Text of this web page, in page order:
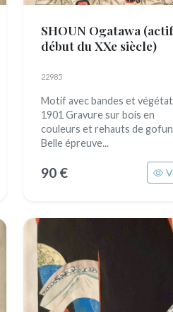
SHOUN Ogatawa
début du XXe siècle)
22985
Motif avec bandes et
1901 Gravure sur bois en
couleurs et rehauts de gofun
Belle épreuve...
90 €